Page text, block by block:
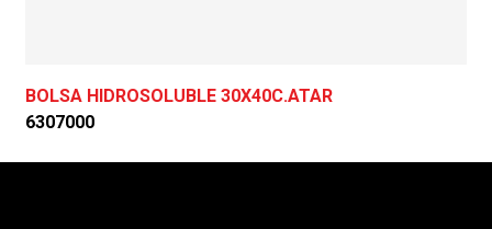
BOLSA HIDROSOLUBLE 30X40C.ATAR
6307000